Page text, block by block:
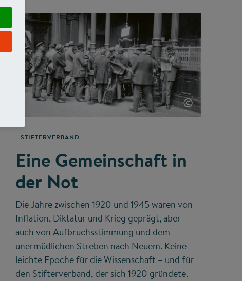
©
STIFTERVERBAND
Eine Gemeinschaft in
der Not
Die Jahre zwischen 1920 und 1945 waren von
Inflation, Diktatur und Krieg geprägt, aber
auch von Aufbruchsstimmung und dem
unermüdlichen Streben nach Neuem. Keine
leichte Epoche für die Wissenschaft – und für
den Stifterverband, der sich 1920 gründete.